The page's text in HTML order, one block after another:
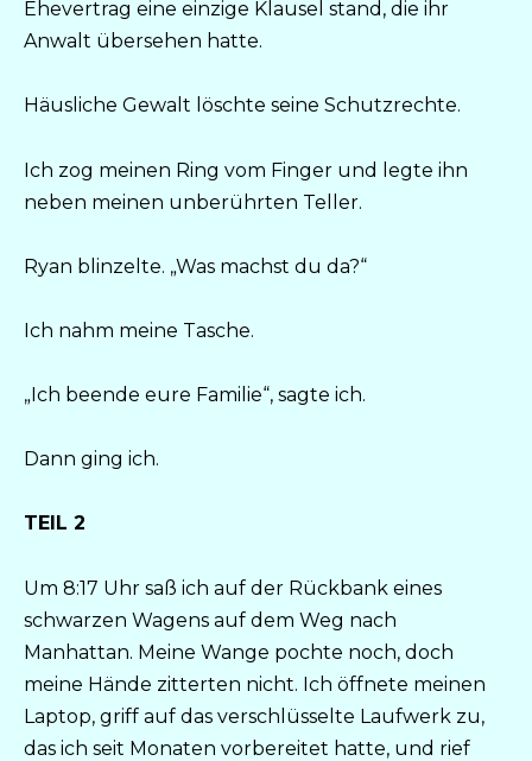
Ehevertrag eine einzige Klausel stand, die ihr
Anwalt übersehen hatte.
Häusliche Gewalt löschte seine Schutzrechte.
Ich zog meinen Ring vom Finger und legte ihn
neben meinen unberührten Teller.
Ryan blinzelte. „Was machst du da?“
Ich nahm meine Tasche.
„Ich beende eure Familie“, sagte ich.
Dann ging ich.
TEIL 2
Um 8:17 Uhr saß ich auf der Rückbank eines
schwarzen Wagens auf dem Weg nach
Manhattan. Meine Wange pochte noch, doch
meine Hände zitterten nicht. Ich öffnete meinen
Laptop, griff auf das verschlüsselte Laufwerk zu,
das ich seit Monaten vorbereitet hatte, und rief